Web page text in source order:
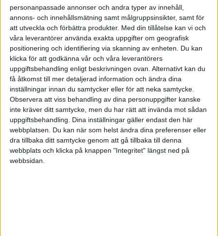
personanpassade annonser och andra typer av innehåll,
annons- och innehållsmätning samt målgruppsinsikter, samt för
att utveckla och förbättra produkter. Med din tillåtelse kan vi och
våra leverantörer använda exakta uppgifter om geografisk
positionering och identifiering via skanning av enheten. Du kan
klicka för att godkänna vår och våra leverantörers
uppgiftsbehandling enligt beskrivningen ovan. Alternativt kan du
få åtkomst till mer detaljerad information och ändra dina
inställningar innan du samtycker eller för att neka samtycke.
Observera att viss behandling av dina personuppgifter kanske
inte kräver ditt samtycke, men du har rätt att invända mot sådan
uppgiftsbehandling. Dina inställningar gäller endast den här
webbplatsen. Du kan när som helst ändra dina preferenser eller
dra tillbaka ditt samtycke genom att gå tillbaka till denna
webbplats och klicka på knappen "Integritet" längst ned på
webbsidan.
bokförs. Något som en hel del missar.
Raderad användare
2018-09-01 10:24
Kan man inte bokföra det mot 2893? Alltså en
skuld till mig som lagt ut pengarna.